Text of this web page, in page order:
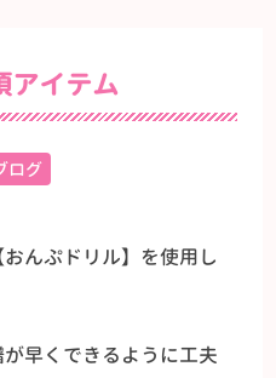
アイテム
ログ
んぷドリル】を使用し
早くできるように工夫